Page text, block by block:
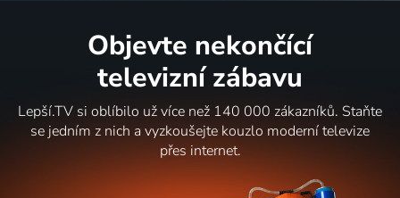
Objevte nekončící
televizní zábavu
Lepší.TV si oblíbilo už více než 140 000 zákazníků. Staňte
se jedním z nich a vyzkoušejte kouzlo moderní televize
přes internet.